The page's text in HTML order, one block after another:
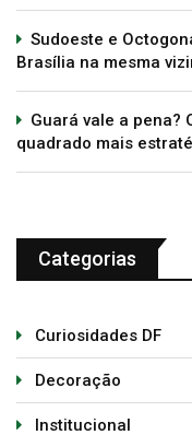
Sudoeste e
Brasília na mesma
Guará vale a pena?
quadrado mais
Categorias
Curiosidades DF
Decoração
Institucional